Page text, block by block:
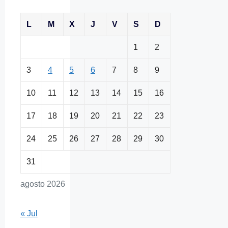
agosto 2026
L M X J V S D
1 2
3 4 5 6 7 8 9
10 11 12 13 14 15 16
17 18 19 20 21 22 23
24 25 26 27 28 29 30
31
« Jul